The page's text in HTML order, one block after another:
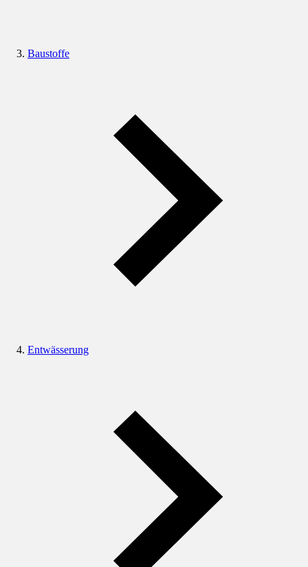
Baustoffe
Entwässerung